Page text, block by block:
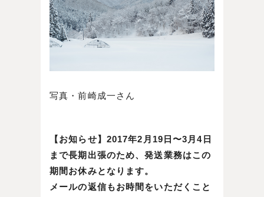
写真・前崎成一さん
【お知らせ】2017年2月19日〜3月4日
まで長期出張のため、発送業務はこの
期間お休みとなります。
メールの返信もお時間をいただくこと